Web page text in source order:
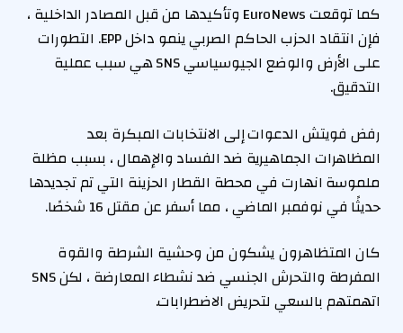
كما توقعت EuroNews وتأكيدها من قبل المصادر الداخلية ،
فإن انتقاد الحزب الحاكم الصربي ينمو داخل EPP. التطورات
على الأرض والوضع الجيوسياسي SNS هي سبب عملية
التدقيق.
رفض فويتش الدعوات إلى الانتخابات المبكرة بعد
المظاهرات الجماهيرية ضد الفساد والإهمال ، بسبب مظلة
ملموسة انهارت في محطة القطار الحزينة التي تم تجديدها
حديثًا في نوفمبر الماضي ، مما أسفر عن مقتل 16 شخصًا.
كان المتظاهرون يشكون من وحشية الشرطة والقوة
المفرطة والتحرش الجنسي ضد نشطاء المعارضة ، لكن SNS
اتهمتهم بالسعي لتحريض الاضطرابات.